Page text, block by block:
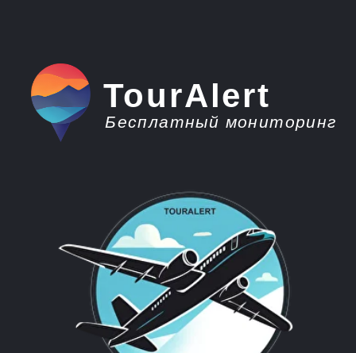
Горящие туры из
Оренбурга в Абхазию
TourAlert
Бесплатный мониторинг